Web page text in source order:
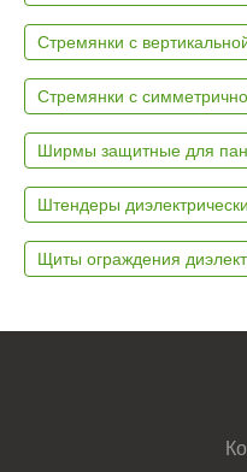
Стремянки с
Стремянки с
Ширмы защитные для
Штендеры
Щиты ограждения